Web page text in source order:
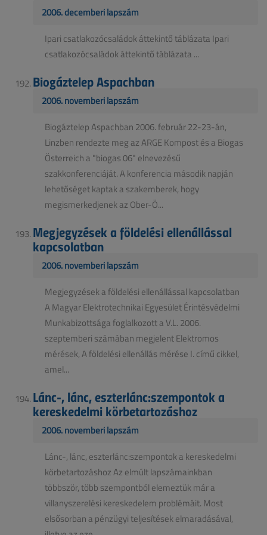
2006. decemberi lapszám
Ipari csatlakozócsaládok áttekintő táblázata Ipari
csatlakozócsaládok áttekintő táblázata ...
Biogáztelep Aspachban
2006. novemberi lapszám
Biogáztelep Aspachban 2006. február 22-23-án,
Linzben rendezte meg az ARGE Kompost és a Biogas
Österreich a "biogas 06" elnevezésű
szakkonferenciáját. A konferencia második napján
lehetőséget kaptak a szakemberek, hogy
megismerkedjenek az Ober-Ö...
Megjegyzések a földelési ellenállással
kapcsolatban
2006. novemberi lapszám
Megjegyzések a földelési ellenállással kapcsolatban
A Magyar Elektrotechnikai Egyesület Érintésvédelmi
Munkabizottsága foglalkozott a V.L. 2006.
szeptemberi számában megjelent Elektromos
mérések, A földelési ellenállás mérése I. című cikkel,
amel...
Lánc-, lánc, eszterlánc:szempontok a
kereskedelmi körbetartozáshoz
2006. novemberi lapszám
Lánc-, lánc, eszterlánc:szempontok a kereskedelmi
körbetartozáshoz Az elmúlt lapszámainkban
többször, több szempontból elemeztük már a
villanyszerelési kereskedelem problémáit. Most
elsősorban a pénzügyi teljesítések elmaradásával,